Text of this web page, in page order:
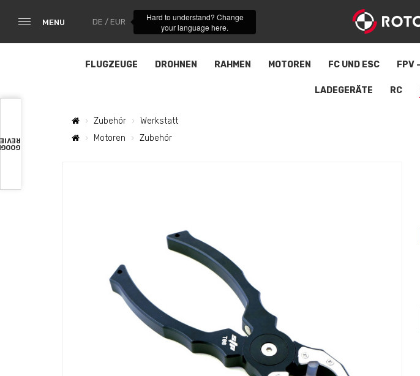
MENU DE / EUR
Hard to understand? Change
your language here.
FLUGZEUGE DROHNEN RAHMEN MOTOREN FC UND ESC FPV
LADEGERÄTE RC
Zubehör
Werkstatt
Motoren
Zubehör